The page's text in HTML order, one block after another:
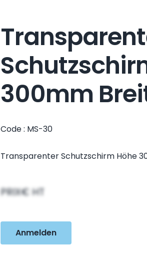
300mm
Code : MS-30
Transparenter Schutzschirm Höhe
PRIX€ HT
Anmelden